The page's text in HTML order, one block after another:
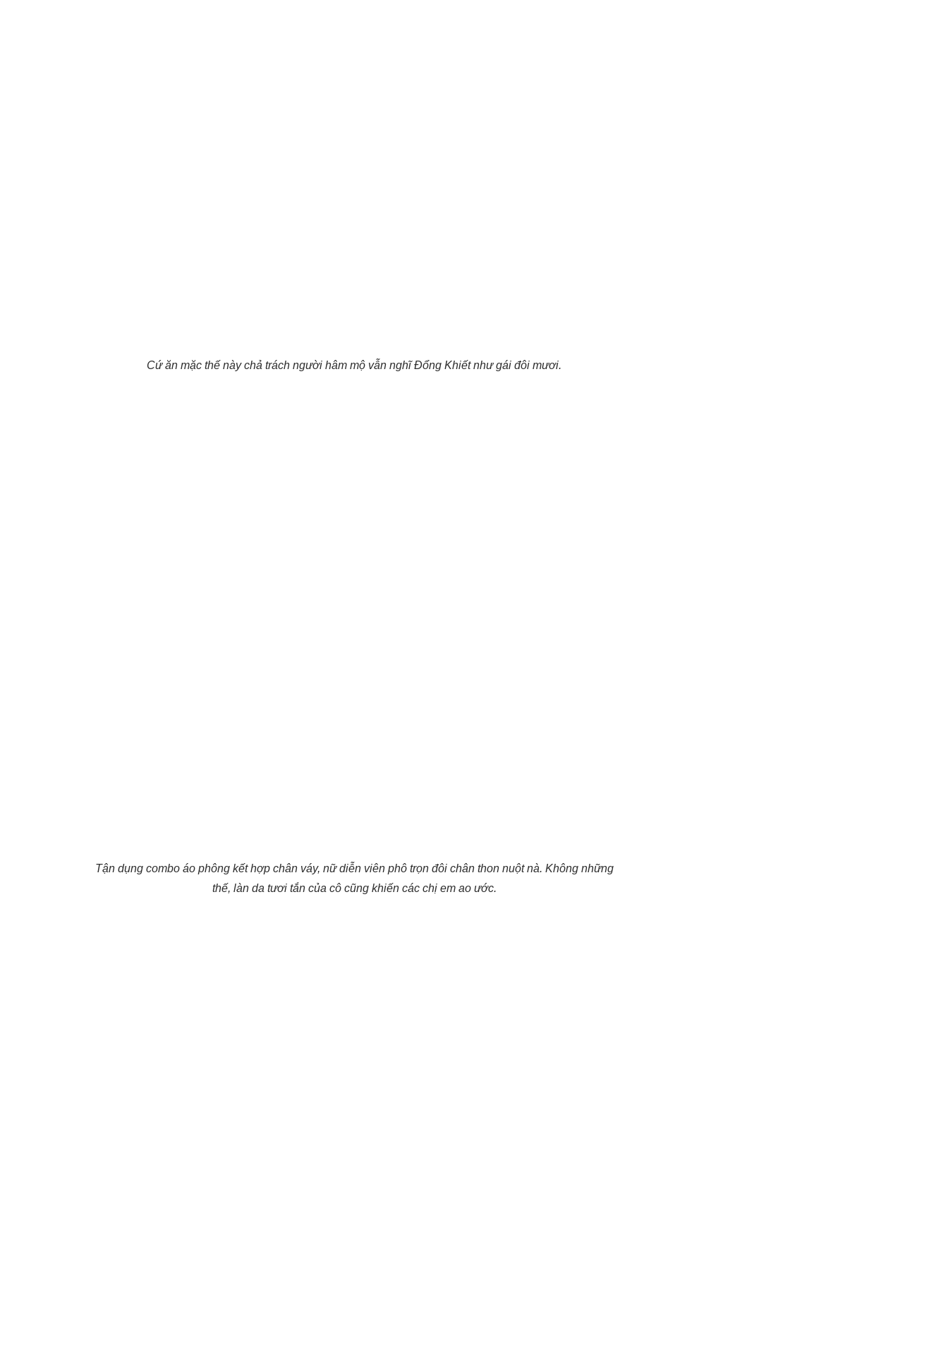
Cứ ăn mặc thế này chả trách người hâm mộ vẫn nghĩ Đổng Khiết như gái đôi mươi.
Tận dụng combo áo phông kết hợp chân váy, nữ diễn viên phô trọn đôi chân thon nuột nà. Không những
thế, làn da tươi tắn của cô cũng khiến các chị em ao ước.